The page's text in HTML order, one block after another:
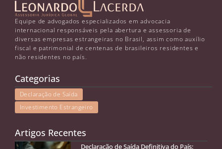
Equipe de advogados especializados em advocacia
internacional responsáveis pela abertura e assessoria de
diversas empresas estrangeiras no Brasil, assim como auxílio
fiscal e patrimonial de centenas de brasileiros residentes e
não residentes no país.
Categorias
Declaração de Saída
Investimento Estrangeiro
Artigos Recentes
Declaração de Saída Definitiva do País: